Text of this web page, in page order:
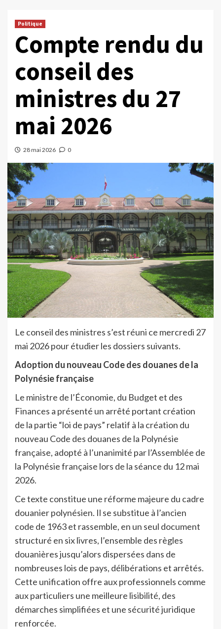
Politique
Compte rendu du
conseil des
ministres du 27
mai 2026
28 mai 2026 0
Le conseil des ministres s’est réuni ce mercredi 27
mai 2026 pour étudier les dossiers suivants.
Adoption du nouveau Code des douanes de la
Polynésie française
Le ministre de l’Économie, du Budget et des
Finances a présenté un arrêté portant création
de la partie “loi de pays” relatif à la création du
nouveau Code des douanes de la Polynésie
française, adopté à l’unanimité par l’Assemblée de
la Polynésie française lors de la séance du 12 mai
2026.
Ce texte constitue une réforme majeure du cadre
douanier polynésien. Il se substitue à l’ancien
code de 1963 et rassemble, en un seul document
structuré en six livres, l’ensemble des règles
douanières jusqu’alors dispersées dans de
nombreuses lois de pays, délibérations et arrêtés.
Cette unification offre aux professionnels comme
aux particuliers une meilleure lisibilité, des
démarches simplifiées et une sécurité juridique
renforcée.